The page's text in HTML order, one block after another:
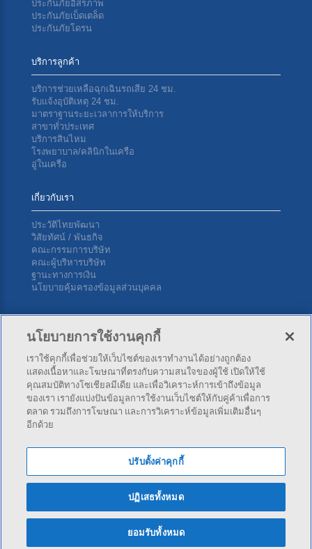
ประกันภัยอิสรภาพ
ประกันภัยเบ็ดเตล็ด
ประกันภัยโดรน
บริการลูกค้า
บริการช่วยเหลือฉุกเฉินรถเสีย 24 ชม.
รับแจ้งอุบัติเหตุ 24 ชม.
มาตราฐานระยะเวลาการให้บริการ
สาขาทั่วประเทศ
บริการสินไหม
โรงพยาบาล/คลินิกในเครือ
อู่ในเครือ
เกี่ยวกับเรา
ประวัติไทยพัฒนา
วิสัยทัศน์ / พันธกิจ
คณะกรรมการบริษัท
คณะผู้บริหารบริษัท
ฐานะทางการเงิน
นโยบายคุ้มครองข้อมูลส่วนบุคคล
ติดต่อเรา
บริษัท ไทยพัฒนาประกันภัย จำกัด (มหาชน) สำนักงานใหญ่ 34
ซ.สุขุมวิท 4 (นานาใต้) ถ.สุขุมวิท แขวงคลองเตย เขตคลองเตย กทม.
10110
โทร:02-253-4141
© 2026 Thai Pattana Insurance PCL. - All rights reserved.
นโยบายการใช้งานคุกกี้
เราใช้คุกกี้เพื่อช่วยให้เว็บไซต์ของเราทำงานได้อย่างถูกต้อง
แสดงเนื้อหาและโฆษณาที่ตรงกับความสนใจของผู้ใช้ เปิดให้ใช้
คุณสมบัติทางโซเชียลมีเดีย และเพื่อวิเคราะห์การเข้าถึงข้อมูล
ของเรา เรายังแบ่งปันข้อมูลการใช้งานเว็บไซต์ให้กับคู่ค้าเพื่อการ
ตลาด รวมถึงการโฆษณา และการวิเคราะห์ข้อมูลเพิ่มเติมอื่นๆ
อีกด้วย
ปรับตั้งค่าคุกกี้
ปฏิเสธทั้งหมด
ยอมรับทั้งหมด